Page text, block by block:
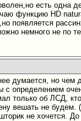
есть одна
функцию HD
появляется
немного не по
думается, но
определением
только об ЛСД,
вешать не
не хочется.